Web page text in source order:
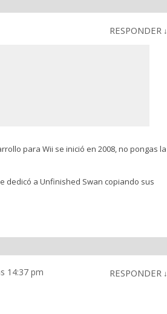
RESPONDER ↓
para Wii se inició en 2008, no pongas la
dedicó a Unfinished Swan copiando sus
14:37 pm RESPONDER ↓